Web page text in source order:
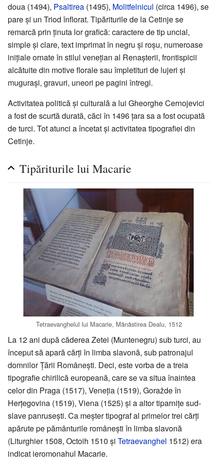
doua (1494), Psaltirea (1495), Molitfelnicul (circa 1496), se
pare și un Triod înflorat. Tipăriturile de la Cetinje se
remarcă prin ținuta lor grafică: caractere de tip uncial,
simple și clare, text imprimat în negru și roșu, numeroase
inițiale ornate în stilul venețian al Renașterii, frontispicii
alcătuite din motive florale sau împletituri de lujeri și
mugurași, gravuri, uneori pe pagini întregi.
Activitatea politică și culturală a lui Gheorghe Cernojevici
a fost de scurtă durată, căci în 1496 țara sa a fost ocupată
de turci. Tot atunci a încetat și activitatea tipografiei din
Cetinje.
Tipăriturile lui Macarie
Tetraevanghelul lui Macarie, Mănăstirea Dealu, 1512
La 12 ani după căderea Zetei (Muntenegru) sub turci, au
început să apară cărți în limba slavonă, sub patronajul
domnilor Țării Românești. Deci, este vorba de a treia
tipografie chirilică europeană, care se va situa înaintea
celor din Praga (1517), Veneția (1519), Goražde în
Herțegovina (1519), Viena (1525) și a altor tiparnițe sud-
slave panrusești. Ca meșter tipograf al primelor trei cărți
apărute pe pământurile românești în limba slavonă
(Liturghier 1508, Octoih 1510 și Tetraevanghel 1512) era
indicat ieromonahul Macarie.